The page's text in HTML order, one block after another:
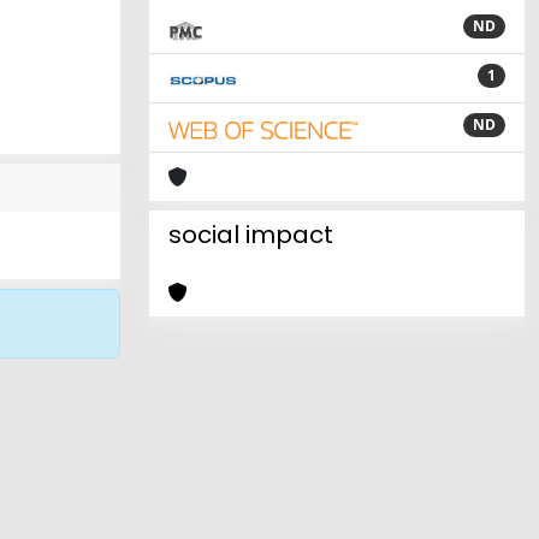
ND
1
ND
social impact